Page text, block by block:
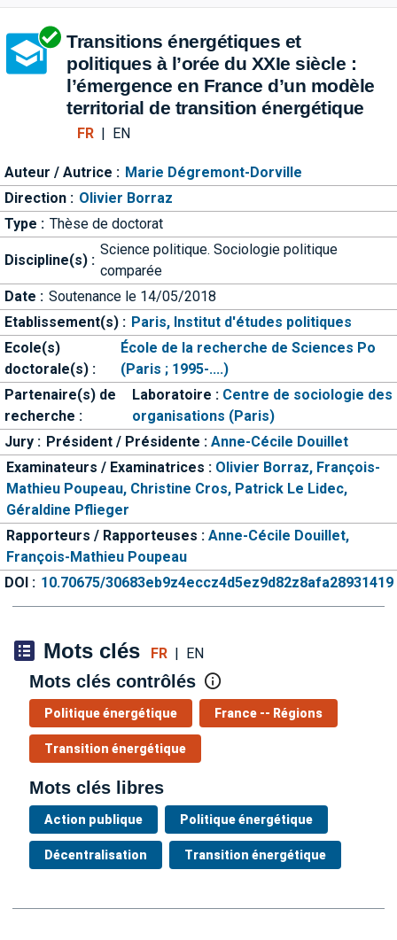
Aller directement à la barre
Transitions énergétiques et
politiques à l’orée du XXIe siècle :
l’émergence en France d’un modèle
territorial de transition énergétique
FR EN
Auteur / Autrice : Marie Dégremont-Dorville
Direction : Olivier Borraz
Type : Thèse de doctorat
Discipline(s) :
Science politique. Sociologie politique
comparée
Date : Soutenance le 14/05/2018
Etablissement(s) : Paris, Institut d'études politiques
Ecole(s)
doctorale(s) :
École de la recherche de Sciences Po
(Paris ; 1995-....)
Partenaire(s) de
recherche :
Laboratoire : Centre de sociologie des
organisations (Paris)
Jury : Président / Présidente : Anne-Cécile Douillet
Examinateurs / Examinatrices : Olivier Borraz, François-
Mathieu Poupeau, Christine Cros, Patrick Le Lidec,
Géraldine Pflieger
Rapporteurs / Rapporteuses : Anne-Cécile Douillet,
François-Mathieu Poupeau
DOI : 10.70675/30683eb9z4eccz4d5ez9d82z8afa28931419
Mots clés FR | EN
Mots clés contrôlés
Politique énergétique France -- Régions
Transition énergétique
Mots clés libres
Action publique Politique énergétique
Décentralisation Transition énergétique